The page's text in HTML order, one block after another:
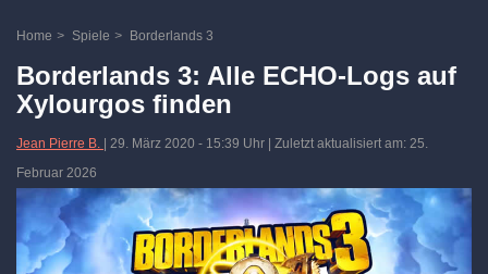
Home > Spiele > Borderlands 3
Borderlands 3: Alle ECHO-Logs auf
Xylourgos finden
Jean Pierre B. 29. März 2020 - 15:39 Uhr | Zuletzt aktualisiert am: 25.
Februar 2026